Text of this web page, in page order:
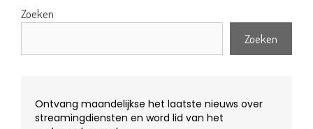
Zoeken
Zoeken
Ontvang maandelijkse het laatste nieuws over
streamingdiensten en word lid van het